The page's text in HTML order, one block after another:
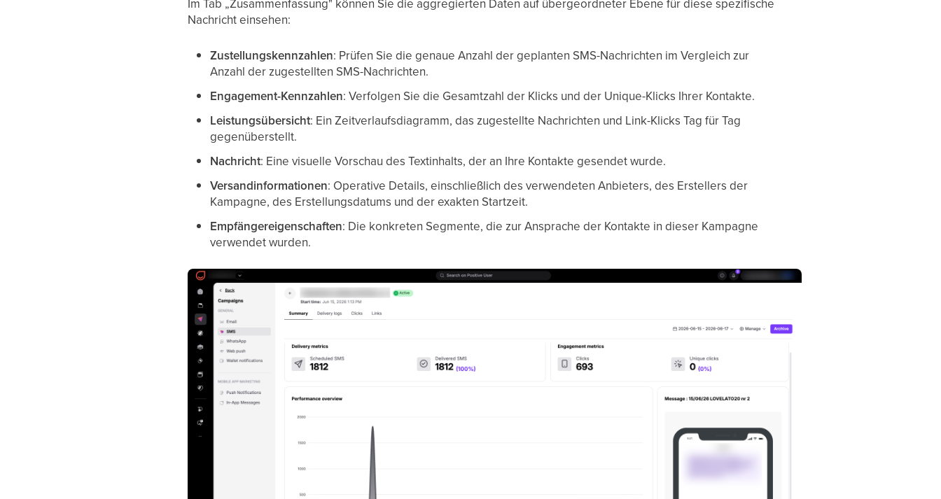
Im Tab „Zusammenfassung" können Sie die aggregierten Daten auf übergeordneter Ebene für diese spezifische
Nachricht einsehen:
Zustellungskennzahlen: Prüfen Sie die genaue Anzahl der geplanten SMS-Nachrichten im Vergleich zur
Anzahl der zugestellten SMS-Nachrichten.
Engagement-Kennzahlen: Verfolgen Sie die Gesamtzahl der Klicks und der Unique-Klicks Ihrer Kontakte.
Leistungsübersicht: Ein Zeitverlaufsdiagramm, das zugestellte Nachrichten und Link-Klicks Tag für Tag
gegenüberstellt.
Nachricht: Eine visuelle Vorschau des Textinhalts, der an Ihre Kontakte gesendet wurde.
Versandinformationen: Operative Details, einschließlich des verwendeten Anbieters, des Erstellers der
Kampagne, des Erstellungsdatums und der exakten Startzeit.
Empfängereigenschaften: Die konkreten Segmente, die zur Ansprache der Kontakte in dieser Kampagne
verwendet wurden.